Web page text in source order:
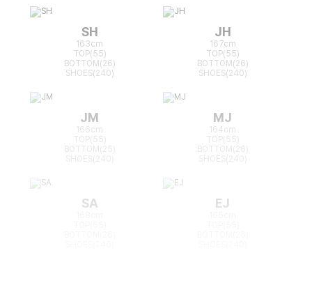
SH
163cm
TOP(55)
BOTTOM(26)
SHOES(240)
JH
167cm
TOP(55)
BOTTOM(26)
SHOES(240)
JM
166cm
TOP(55)
BOTTOM(25)
MJ
164cm
TOP(55)
BOTTOM(26)
SA EJ